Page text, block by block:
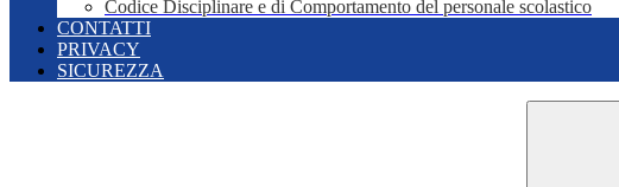
Codice Disciplinare e di Comportamento del personale scolastico
CONTATTI
PRIVACY
SICUREZZA